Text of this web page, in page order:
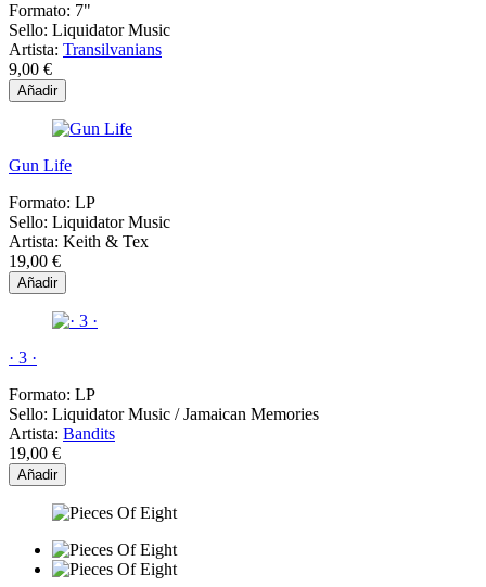
Formato: 7"
Sello: Liquidator Music
Artista: Transilvanians
9,00 €
Añadir
Gun Life
Formato: LP
Sello: Liquidator Music
Artista: Keith & Tex
19,00 €
Añadir
· 3 ·
Formato: LP
Sello: Liquidator Music / Jamaican Memories
Artista: Bandits
19,00 €
Añadir